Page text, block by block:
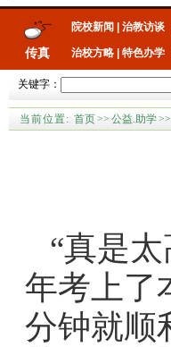
传真
院校新闻 治教访谈
治校方略 特色办学
关键字：
当前位置: 首页>> 公益.助学>>
“真是
年考上了
分钟就顺